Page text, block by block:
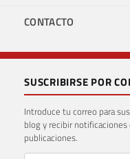
CONTACTO
SUSCRIBIRSE POR
Introduce tu correo para
blog y recibir notificaciones
publicaciones.